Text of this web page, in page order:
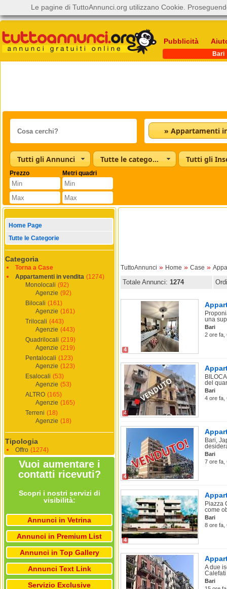
Pubblicità
Bari
Tutti gli Annunci Tutte le categorie Tutti gli
Prezzo Metri quadri
Home Page
Tutte le Categorie
Categoria
Torna a Case
Appartamenti in vendita (1274)
Monolocali (92)
Agenzie (92)
Bilocali (161)
Agenzie (161)
Trilocali (443)
Agenzie (443)
Quadrilocali (219)
Agenzie (219)
Pentalocali (123)
Agenzie (123)
Esalocali (53)
Agenzie (53)
ALTRO (165)
Agenzie (165)
Terreni (18)
Agenzie (18)
Tipologia
Offro (1274)
Vuoi aumentare i
contatti ricevuti?
Scopri i nostri servizi di
visibilità:
Annunci in Vetrina
Annunci in Premium List
Annunci in Top Gallery
Annunci Text Link
Servizio Exclusive
TuttoAnnunci » Home » Case »
Totale Annunci: 1274
4
una
Bari
2 ore fa,
4
del
Bari
4 ore fa,
4
Bari,
Bari
7 ore fa,
4
Piazza
come
Bari
8 ore fa,
A due
Bari
Le pagine di TuttoAnnunci.org utilizzano Cookie.